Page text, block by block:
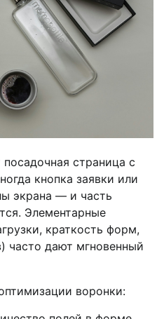
страница с
кнопка заявки или
экрана — и часть
Элементарные
краткость форм,
часто дают мгновенный
воронки: